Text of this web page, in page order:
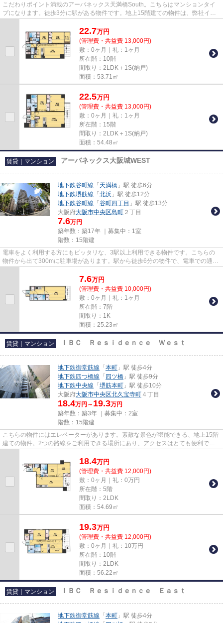
こだわりポイント満載のアーバネックス天満橋South。こちらはマンションタイ
プになります。徒歩3分に駅がある物件です。地上15階建ての物件は、弊社イチ
22.7万円
(管理費・共益費 13,000円)
敷：0ヶ月｜礼：1ヶ月
所在階：10階
間取り：2LDK＋1S(納戸)
面積：53.71㎡
22.5万円
(管理費・共益費 13,000円)
敷：0ヶ月｜礼：1ヶ月
所在階：15階
間取り：2LDK＋1S(納戸)
面積：54.48㎡
賃貸｜マンション アーバネックス大阪城WEST
地下鉄谷町線 「 天満橋 」駅 徒歩6分
地下鉄堺筋線 「 北浜 」駅 徒歩12分
地下鉄谷町線 「 谷町四丁目 」駅 徒歩13分
大阪府大阪市中央区島町 ２丁目
7.6万円
築年数：築17年 ｜募集中： 1室
階数：15階建
電車をよく利用する方にもピッタリな、3駅以上利用できる物件です。こちらの
物件から出て300mに駐車場があります。駅から徒歩6分の物件で、電車での通勤
7.6万円
(管理費・共益費 10,000円)
敷：0ヶ月｜礼：1ヶ月
所在階：7階
間取り：1K
面積：25.23㎡
賃貸｜マンション ＩＢＣ Ｒｅｓｉｄｅｎｃｅ Ｗｅｓｔ
地下鉄御堂筋線 「 本町 」駅 徒歩4分
地下鉄四つ橋線 「 四ツ橋 」駅 徒歩9分
地下鉄中央線 「 堺筋本町 」駅 徒歩10分
大阪府大阪市中央区北久宝寺町 ４丁目
18.4万円～ 19.3万円
築年数：築3年 ｜募集中： 2室
階数：15階建
こちらの物件にはエレベーターがあります。素敵な景色が堪能できる、地上15階
建ての物件。2つの路線をご利用できる場所にあり、アクセスはとても便利で
18.4万円
(管理費・共益費 12,000円)
敷：0ヶ月｜礼：0万円
所在階：5階
間取り：2LDK
面積：54.69㎡
19.3万円
(管理費・共益費 12,000円)
敷：0ヶ月｜礼：10万円
所在階：10階
間取り：2LDK
面積：56.22㎡
賃貸｜マンション ＩＢＣ Ｒｅｓｉｄｅｎｃｅ Ｅａｓｔ
地下鉄御堂筋線 「 本町 」駅 徒歩4分